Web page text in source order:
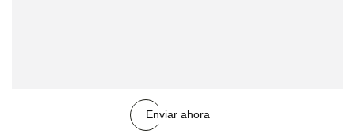
Enviar ahora